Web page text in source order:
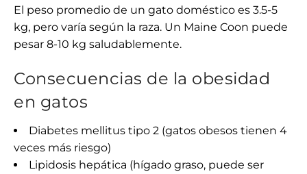
El peso promedio de un gato doméstico es 3.5-5
kg, pero varía según la raza. Un Maine Coon puede
pesar 8-10 kg saludablemente.
Consecuencias de la obesidad
en gatos
Diabetes mellitus tipo 2 (gatos obesos tienen 4
veces más riesgo)
Lipidosis hepática (hígado graso, puede ser